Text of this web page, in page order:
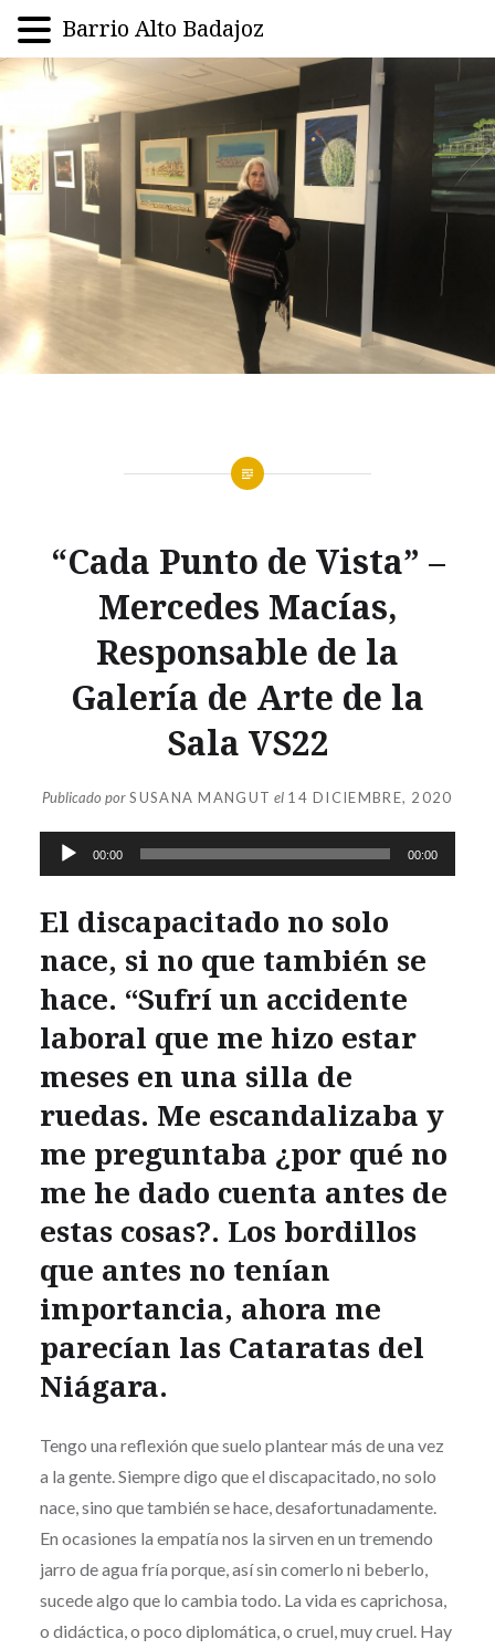
Saltar
al
“Cada Punto de Vista” –
Mercedes Macías,
Responsable de la
Galería de Arte de la
Sala VS22
Publicado porSUSANA MANGUT el 14 DICIEMBRE, 2020
Reproductor
de
audio
00:00 00:00
El discapacitado no solo
nace, si no que también se
hace. “Sufrí un accidente
laboral que me hizo estar
meses en una silla de
ruedas. Me escandalizaba y
me preguntaba ¿por qué no
me he dado cuenta antes de
estas cosas?. Los bordillos
que antes no tenían
importancia, ahora me
parecían las Cataratas del
Niágara.
Tengo una reflexión que suelo plantear más de una vez
a la gente. Siempre digo que el discapacitado, no solo
nace, sino que también se hace, desafortunadamente.
En ocasiones la empatía nos la sirven en un tremendo
jarro de agua fría porque, así sin comerlo ni beberlo,
sucede algo que lo cambia todo. La vida es caprichosa,
o didáctica, o poco diplomática, o cruel, muy cruel. Hay
Barrio Alto Badajoz